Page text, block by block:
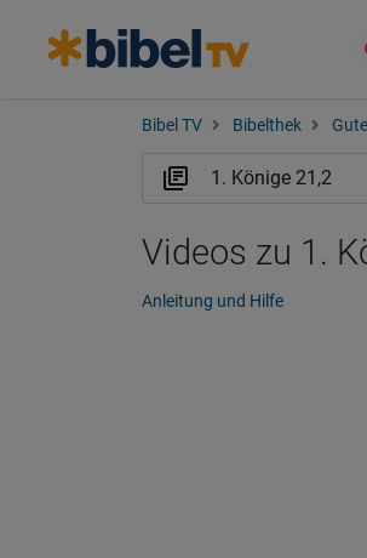
Bibel TV Bibelthek
Videos zu 1.
Anleitung und Hilfe